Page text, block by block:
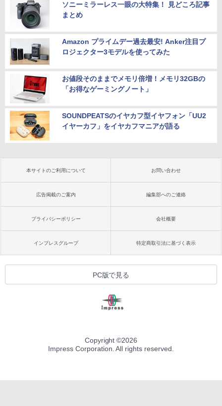
ソニーミラーレス一眼の大特集！ 見どころ記事
まとめ
Amazon プライムデー過去最安! Anker注目プ
ロジェクター3モデルを使ってみた
お値段そのままでメモリ倍増！メモリ32GBの
「お得なゲーミングノート」
SOUNDPEATSのイヤカフ型イヤフォン「UU2
イヤーカフ」をイヤカフマニアが語る
本サイトのご利用について お問い合わせ
広告掲載のご案内 編集部へのご連絡
プライバシーポリシー 会社概要
インプレスグループ 特定商取引法に基づく表示
PC版で見る
Copyright ©2026
Impress Corporation. All rights reserved.